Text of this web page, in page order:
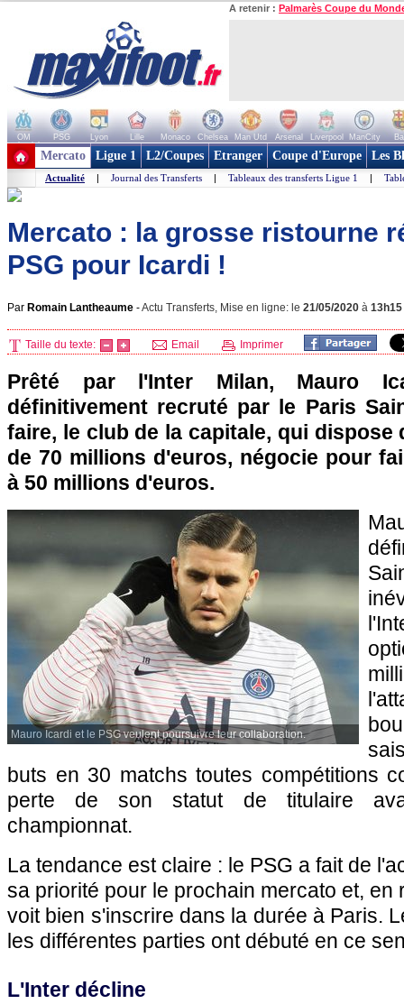
A retenir : Palmarès Coupe du
OM PSG Lyon Lille Monaco Chelsea Man Utd Arsenal Liverpool ManCity
+ de clubs
Mercato Ligue 1 L2/Coupes Etranger Coupe d'Europe Les
Actualité | Journal des Transferts | Tableaux des transferts Ligue 1 |
Mercato : la grosse ristourne
PSG pour Icardi !
Par Romain Lantheaume -Actu Transferts, Mise en ligne: le 21/05/2020 à 13h15
Taille du texte: Email Imprimer
Prêté par l'Inter Milan, Mauro
définitivement recruté par le Paris
faire, le club de la capitale, qui dispose
de 70 millions d'euros, négocie pour
à 50 millions d'euros.
Mauro Icardi et le PSG veulent poursuivre leur collaboration.
buts en 30 matchs toutes compétitions
perte de son statut de titulaire
championnat.
La tendance est claire : le PSG a fait de
sa priorité pour le prochain mercato et, en
voit bien s'inscrire dans la durée à Paris.
les différentes parties ont débuté en ce
L'Inter décline